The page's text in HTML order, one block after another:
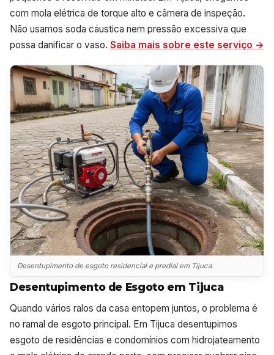
com mola elétrica de torque alto e câmera de inspeção.
Não usamos soda cáustica nem pressão excessiva que
possa danificar o vaso. Saiba mais sobre este serviço →
Desentupimento de esgoto residencial e predial em Tijuca
Desentupimento de Esgoto em Tijuca
Quando vários ralos da casa entopem juntos, o problema é
no ramal de esgoto principal. Em Tijuca desentupimos
esgoto de residências e condomínios com hidrojateamento